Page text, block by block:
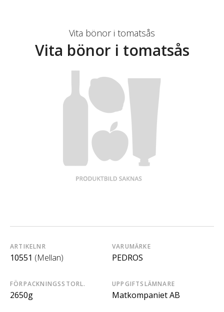
Vita bönor i tomatsås
Vita bönor i tomatsås
ARTIKELNR
10551 (Mellan)
VARUMÄRKE
PEDROS
FÖRPACKNINGSSTORL.
2650g
UPPGIFTSLÄMNARE
Matkompaniet AB